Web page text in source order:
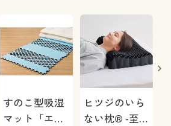
すのこ型吸湿
マット「エア
ヒツジのいら
ない枕® -至